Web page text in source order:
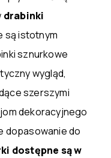
drabinki
są istotnym
sznurkowe
wygląd,
szerszymi
dekoracyjnego
dopasowanie do
dostępne są w